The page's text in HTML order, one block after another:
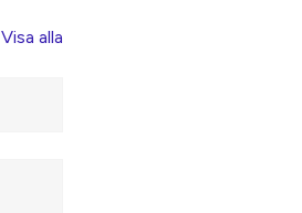
Visa alla